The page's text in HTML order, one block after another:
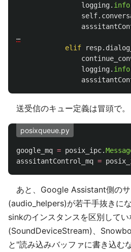
logging. info
self.
…
elif
resp.
logging. info
送受信のキュー定義は冒頭で。
posixqueue.py
google_mq = posix_ipc.
asssitantControl_mq =
あと、Google Assistant側のサ
(audio_helpers)が若干手抜きに
sinkのインスタンスを区別してい
(SoundDeviceStream)、
と"読み込みバッファに書き込む